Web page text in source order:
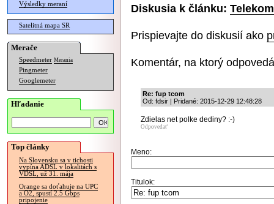
Výsledky meraní
Satelitná mapa SR
Merače
Speedmeter Merania
Pingmeter
Googlemeter
Hľadanie
Top články
Na Slovensku sa v tichosti
vypína ADSL v lokalitách s
VDSL, už 31. mája
Orange sa doťahuje na UPC
a O2, spustí 2.5 Gbps
pripojenie
Diskusia k článku:
Prispievajte do diskusií ako
Komentár, na ktorý
Re: fup tcom
Od: fdsir | Pridané: 2015-12-29 12:48:28
Zdielas net polke dediny? :-)
Odpovedať
Meno:
Titulok: